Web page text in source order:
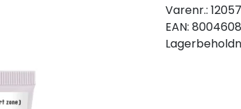
Varenr.: 12057
EAN: